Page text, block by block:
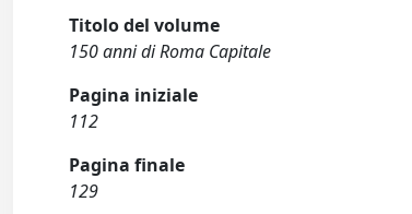
Titolo del volume
150 anni di Roma Capitale
Pagina iniziale
112
Pagina finale
129